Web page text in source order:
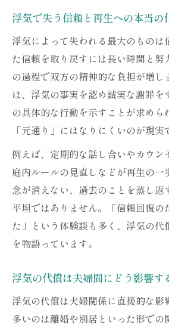
浮気の代償に必要な証拠
浮気の相手は責任を負い
示談交渉で知る浮気の代償の
浮気の代償が示談交渉に
浮気の代償を巡る話し合
浮気の代償はプレゼントで
浮気の代償を減額交渉す
浮気の代償は重かったと
パートナーの浮気が家庭へ及
浮気の代償が家庭全体に
浮気の代償は夫婦関係再構
浮気の代償が生活費や環境
浮気の代償と家族の絆を
浮気で失う信頼と再生への本当の
浮気によって失われる最大のものは
た信頼を取り戻すには長い時間と努
の過程で双方の精神的な負担が増し
は、浮気の事実を認め誠実な謝罪を
の具体的な行動を示すことが求めら
「元通り」にはなりにくいのが現実
例えば、定期的な話し合いやカウン
庭内ルールの見直しなどが再生の一
念が消えない、過去のことを蒸し返
平坦ではありません。「信頼回復の
た」という体験談も多く、浮気の代
を物語っています。
浮気の代償は夫婦間にどう影響す
浮気の代償は夫婦関係に直接的な影
多いのは離婚や別居といった形での